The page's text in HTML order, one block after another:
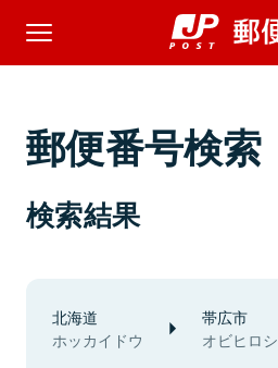
郵便番号検索
検索結果
北海道
ホッカイドウ
帯広市
オビヒロシ